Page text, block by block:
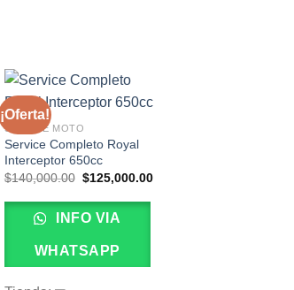
¡Oferta!
SERVICE MOTO
Service Completo Royal
Interceptor 650cc
$140,000.00 El
original
era:
$140,000.00.
$125,000.00El
INFO VIA
WHATSAPP